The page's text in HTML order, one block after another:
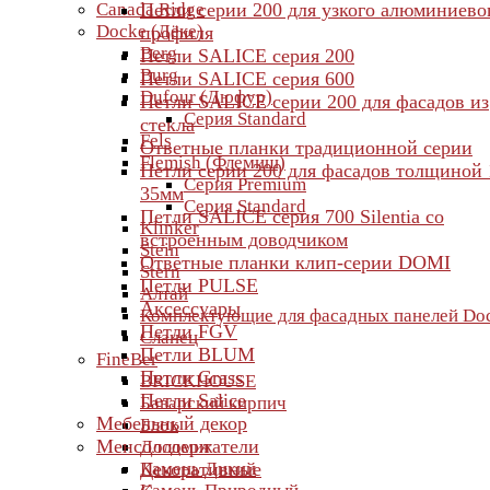
Canada Ridge
Docke (Дёке)
Berg
Burg
Dufour (Дюфур)
Серия Standard
Fels
Flemish (Флемиш)
Серия Premium
Серия Standard
Klinker
Stein
Stern
Алтай
Комплектующие для фасадных панелей
Сланец
FineBer
BRICKHOUSE
Баварский кирпич
Блок
Доломит
Камень Дикий
Петли серии 200 для узкого
профиля
Петли SALICE серия 200
Петли SALICE серия 600
Петли SALICE серии 200 для фасадов из
стекла
Ответные планки традиционной серии
Петли серии 200 для фасадов толщиной
35мм
Петли SALICE серия 700 Silentia со
встроенным доводчиком
Ответные планки клип-серии DOMI
Петли PULSE
Аксессуары
Петли FGV
Петли BLUM
Петли Grass
Петли Salice
Мебельный декор
Менсолодержатели
Декоративные